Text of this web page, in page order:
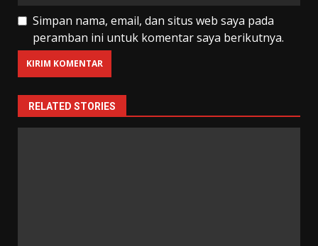
Simpan nama, email, dan situs web saya pada
peramban ini untuk komentar saya berikutnya.
RELATED STORIES